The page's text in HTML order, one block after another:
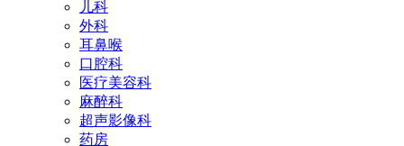
儿科
外科
耳鼻喉
口腔科
医疗美容科
麻醉科
超声影像科
药房